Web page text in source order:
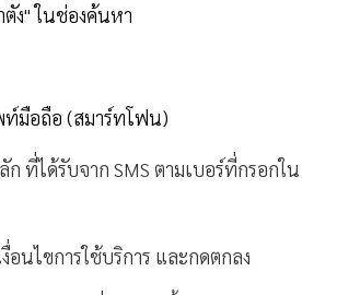
ง" ในช่องค้นหา
ท์มือถือ (สมาร์ทโฟน)
ที่ได้รับจาก SMS ตามเบอร์ที่กรอกใน
อนไขการใช้บริการ และกดตกลง